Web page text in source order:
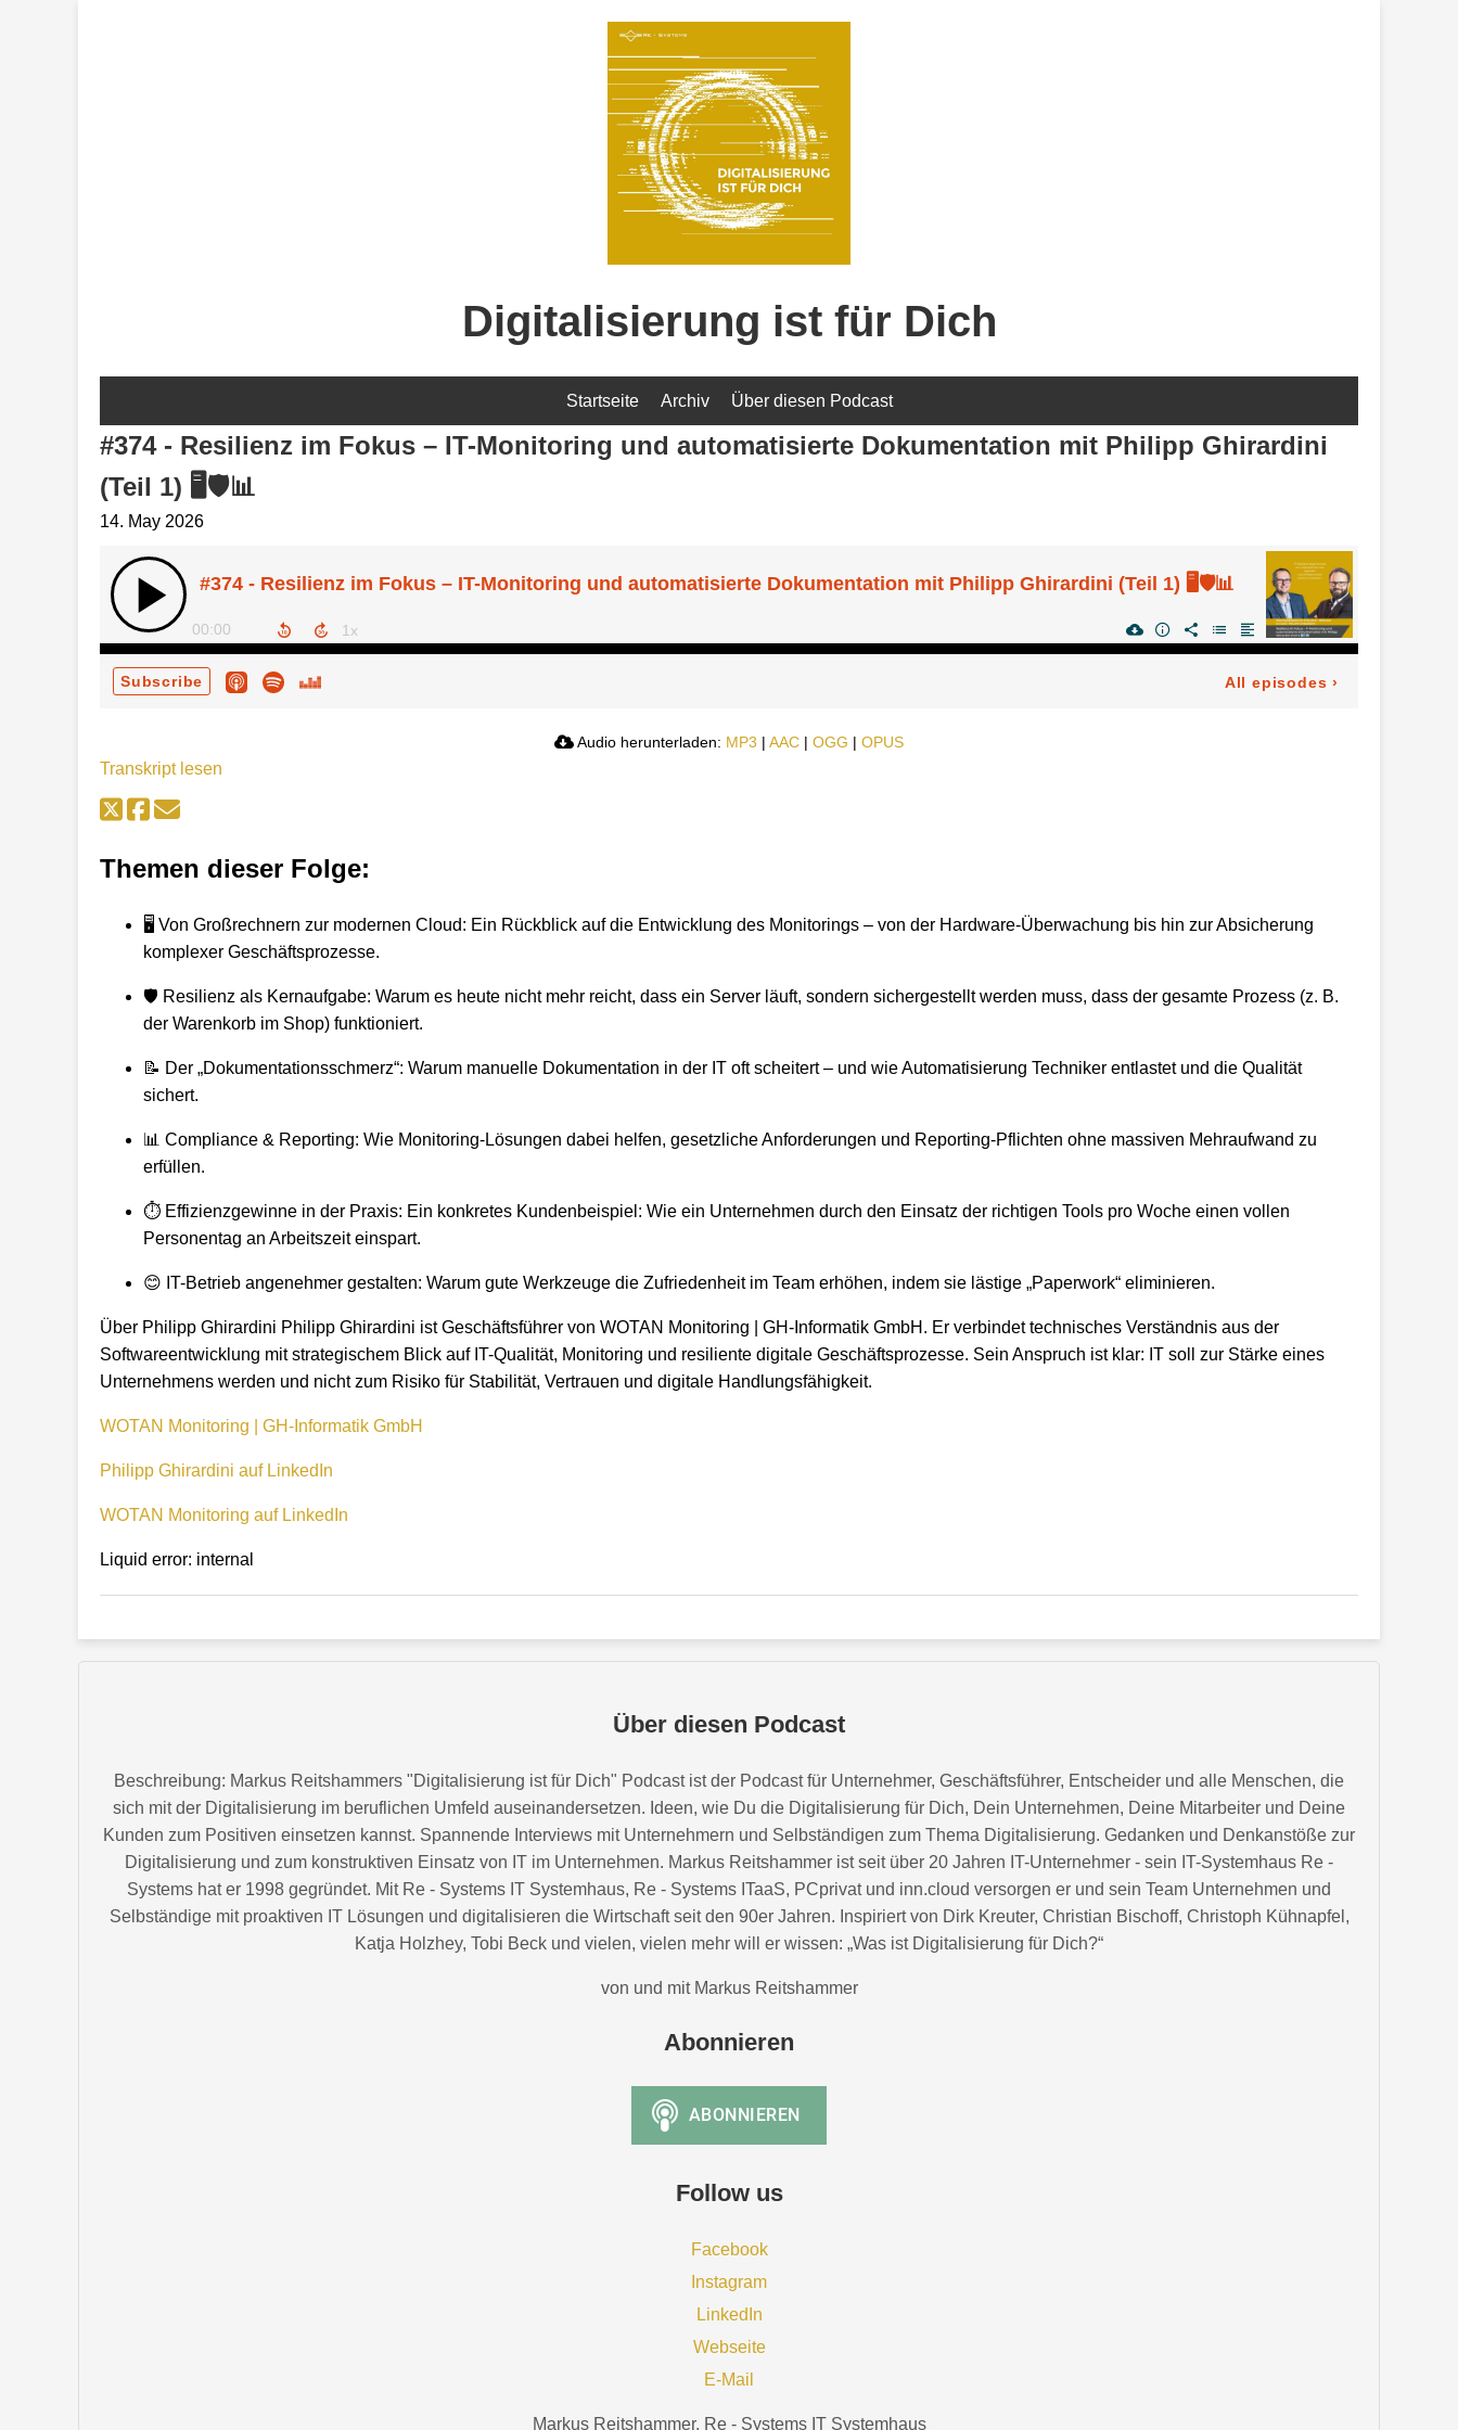
Digitalisierung ist für Dich
Startseite Archiv Über diesen Podcast
#374 - Resilienz im Fokus – IT-Monitoring und automatisierte Dokumentation mit Philipp Ghirardini
(Teil 1) 🖥️🛡️📊
14. May 2026
#374 - Resilienz im Fokus – IT-Monitoring und automatisierte Dokumentation mit Philipp Ghirardini (Teil 1) 🖥️🛡️📊
00:00
Subscribe All episodes ›
Audio herunterladen: MP3 | AAC | OGG | OPUS
Transkript lesen
Themen dieser Folge:
🖥️ Von Großrechnern zur modernen Cloud: Ein Rückblick auf die Entwicklung des Monitorings – von der Hardware-Überwachung bis hin zur Absicherung
komplexer Geschäftsprozesse.
🛡️ Resilienz als Kernaufgabe: Warum es heute nicht mehr reicht, dass ein Server läuft, sondern sichergestellt werden muss, dass der gesamte Prozess (z. B.
der Warenkorb im Shop) funktioniert.
📝 Der „Dokumentationsschmerz“: Warum manuelle Dokumentation in der IT oft scheitert – und wie Automatisierung Techniker entlastet und die Qualität
sichert.
📊 Compliance & Reporting: Wie Monitoring-Lösungen dabei helfen, gesetzliche Anforderungen und Reporting-Pflichten ohne massiven Mehraufwand zu
erfüllen.
⏱️ Effizienzgewinne in der Praxis: Ein konkretes Kundenbeispiel: Wie ein Unternehmen durch den Einsatz der richtigen Tools pro Woche einen vollen
Personentag an Arbeitszeit einspart.
😊 IT-Betrieb angenehmer gestalten: Warum gute Werkzeuge die Zufriedenheit im Team erhöhen, indem sie lästige „Paperwork“ eliminieren.
Über Philipp Ghirardini Philipp Ghirardini ist Geschäftsführer von WOTAN Monitoring | GH-Informatik GmbH. Er verbindet technisches Verständnis aus der
Softwareentwicklung mit strategischem Blick auf IT-Qualität, Monitoring und resiliente digitale Geschäftsprozesse. Sein Anspruch ist klar: IT soll zur Stärke eines
Unternehmens werden und nicht zum Risiko für Stabilität, Vertrauen und digitale Handlungsfähigkeit.
WOTAN Monitoring | GH-Informatik GmbH
Philipp Ghirardini auf LinkedIn
WOTAN Monitoring auf LinkedIn
Liquid error: internal
Über diesen Podcast
Beschreibung: Markus Reitshammers "Digitalisierung ist für Dich" Podcast ist der Podcast für Unternehmer, Geschäftsführer, Entscheider und alle Menschen, die
sich mit der Digitalisierung im beruflichen Umfeld auseinandersetzen. Ideen, wie Du die Digitalisierung für Dich, Dein Unternehmen, Deine Mitarbeiter und Deine
Kunden zum Positiven einsetzen kannst. Spannende Interviews mit Unternehmern und Selbständigen zum Thema Digitalisierung. Gedanken und Denkanstöße zur
Digitalisierung und zum konstruktiven Einsatz von IT im Unternehmen. Markus Reitshammer ist seit über 20 Jahren IT-Unternehmer - sein IT-Systemhaus Re -
Systems hat er 1998 gegründet. Mit Re - Systems IT Systemhaus, Re - Systems ITaaS, PCprivat und inn.cloud versorgen er und sein Team Unternehmen und
Selbständige mit proaktiven IT Lösungen und digitalisieren die Wirtschaft seit den 90er Jahren. Inspiriert von Dirk Kreuter, Christian Bischoff, Christoph Kühnapfel,
Katja Holzhey, Tobi Beck und vielen, vielen mehr will er wissen: „Was ist Digitalisierung für Dich?“
von und mit Markus Reitshammer
Abonnieren
Follow us
Facebook
Instagram
LinkedIn
Webseite
E-Mail
Markus Reitshammer, Re - Systems IT Systemhaus